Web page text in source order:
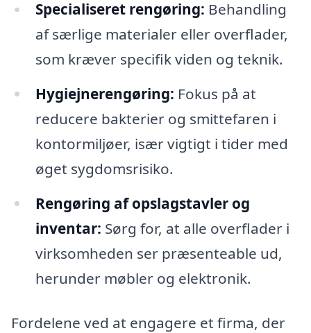
Specialiseret rengøring: Behandling
af særlige materialer eller overflader,
som kræver specifik viden og teknik.
Hygiejnerengøring: Fokus på at
reducere bakterier og smittefaren i
kontormiljøer, især vigtigt i tider med
øget sygdomsrisiko.
Rengøring af opslagstavler og
inventar: Sørg for, at alle overflader i
virksomheden ser præsenteable ud,
herunder møbler og elektronik.
Fordelene ved at engagere et firma, der